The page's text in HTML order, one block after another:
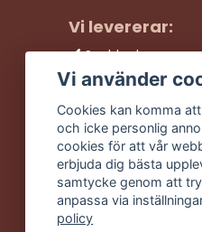
Vi levererar:
Snabba leveranser
Trygga köp
Fri frakt över 499:-
Trevlig kundtjänst
Vi använder
Cookies kan komma
och icke personlig
cookies för att vår
erbjuda dig bästa
samtycke genom att
anpassa via
policy